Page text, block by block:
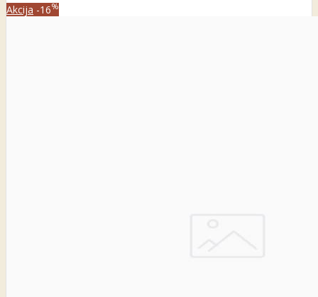
Akcija -16%